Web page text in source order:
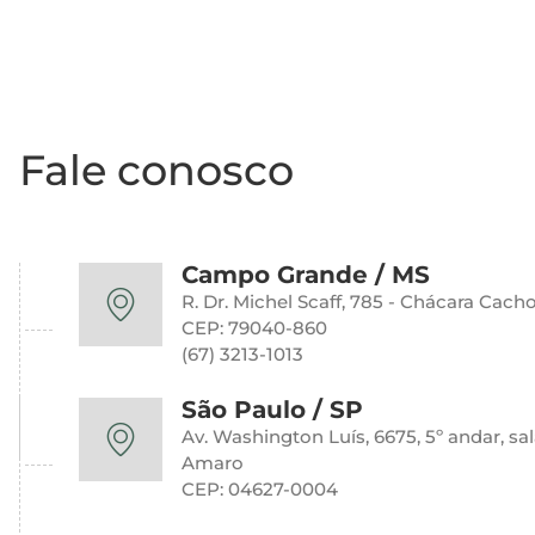
Fale conosco
Campo Grande / MS
R. Dr. Michel Scaff, 785 - Chácara
CEP: 79040-860
(67) 3213-1013
São Paulo / SP
Av. Washington Luís, 6675, 5º andar,
Amaro
CEP: 04627-0004